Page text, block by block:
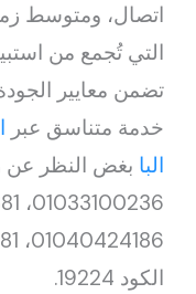
اتصال، ومتوسط
التي تُجمع من
تضمن معايير
خدمة متناسق عبر
البا بغض النظر عن
الكود 19224.